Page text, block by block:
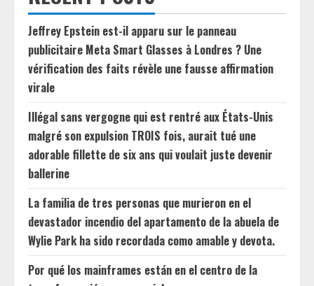
Jeffrey Epstein est-il apparu sur le panneau
publicitaire Meta Smart Glasses à Londres ? Une
vérification des faits révèle une fausse affirmation
virale
Illégal sans vergogne qui est rentré aux États-Unis
malgré son expulsion TROIS fois, aurait tué une
adorable fillette de six ans qui voulait juste devenir
ballerine
La familia de tres personas que murieron en el
devastador incendio del apartamento de la abuela de
Wylie Park ha sido recordada como amable y devota.
Por qué los mainframes están en el centro de la